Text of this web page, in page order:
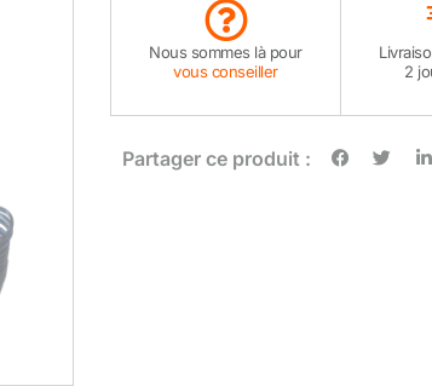
Nous sommes là pour
vous conseiller
2
Partager ce produit :